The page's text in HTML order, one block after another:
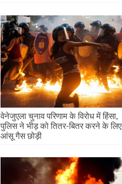
वेनेजुएला चुनाव परिणाम के विरोध में हिंसा,
पुलिस ने भीड़ को तितर-बितर करने के लिए
आंसू गैस छोड़ी